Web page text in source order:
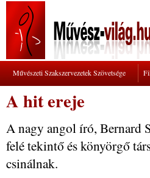
Művészeti Szakszervezetek Szövetsége
A hit ereje
A nagy angol író, Bernard
felé tekintő és könyörgő
csinálnak.